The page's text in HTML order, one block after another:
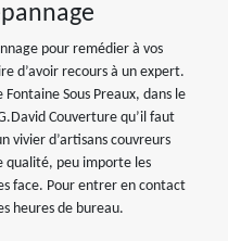
pour remédier à vos
d’avoir recours à un expert.
Sous Preaux, dans le
Couverture qu’il faut
vivier d’artisans couvreurs
qualité, peu importe les
face. Pour entrer en contact
heures de bureau.